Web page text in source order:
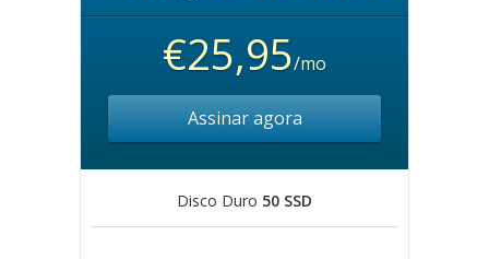
€25,95/mo
Assinar agora
Disco Duro 50 SSD